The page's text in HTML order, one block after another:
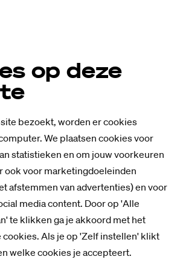
op deze
bezoekt, worden er cookies
We plaatsen cookies voor
statistieken en om jouw voorkeuren
ook voor marketingdoeleinden
afstemmen van advertenties) en voor
media content. Door op 'Alle
te klikken ga je akkoord met het
cookies. Als je op 'Zelf instellen' klikt
welke cookies je accepteert.